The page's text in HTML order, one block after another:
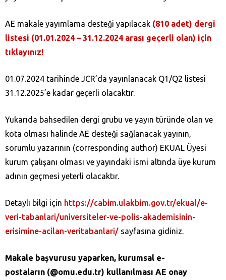
AE makale yayımlama desteği yapılacak (810 adet) dergi
listesi (01.01.2024 – 31.12.2024 arası geçerli olan) için
tıklayınız!
01.07.2024 tarihinde JCR’da yayınlanacak Q1/Q2 listesi
31.12.2025’e kadar geçerli olacaktır.
Yukarıda bahsedilen dergi grubu ve yayın türünde olan ve
kota olması halinde AE desteği sağlanacak yayının,
sorumlu yazarının (corresponding author) EKUAL Üyesi
kurum çalışanı olması ve yayındaki ismi altında üye kurum
adının geçmesi yeterli olacaktır.
Detaylı bilgi için https://cabim.ulakbim.gov.tr/ekual/e-
veri-tabanlari/universiteler-ve-polis-akademisinin-
erisimine-acilan-veritabanlari/ sayfasına gidiniz.
Makale başvurusu yaparken, kurumsal e-
postaların (@omu.edu.tr) kullanılması AE onay